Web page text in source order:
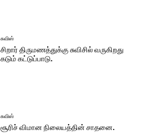
சுவிஸ்
சிறார் திருமணத்துக்கு சுவிசில் வருகிறது
கடும் கட்டுப்பாடு.
சுவிஸ்
சூரிச் விமான நிலையத்தின் சாதனை.